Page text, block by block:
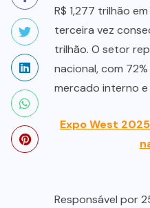
R$ 1,277 trilhão
terceira vez
trilhão. O setor
nacional, com
mercado interno
Expo West
Responsável por